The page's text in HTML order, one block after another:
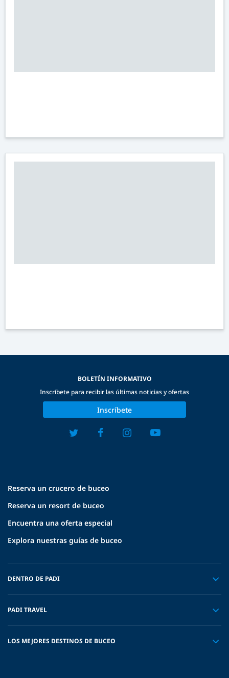
Reserva un crucero de buceo
Reserva un resort de buceo
Encuentra una oferta especial
Explora nuestras guías de buceo
DENTRO DE PADI
PADI TRAVEL
LOS MEJORES DESTINOS DE BUCEO
BOLETÍN INFORMATIVO
Inscríbete para recibir las últimas noticias y ofertas
Inscríbete